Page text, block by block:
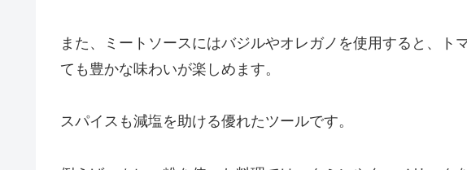
また、ミートソースにはバジルやオレガノを使用すると、ト
ても豊かな味わいが楽しめます。
スパイスも減塩を助ける優れたツールです。